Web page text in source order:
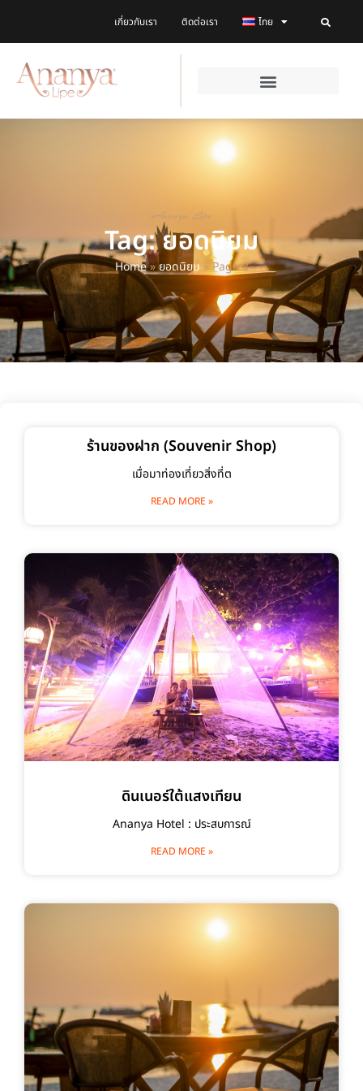
เกี่ยวกับเรา ติดต่อเรา ไทย
Ananya Lipe
Tag: ยอดนิยม
Home»ยอดนิยม »Page 3
ร้านของฝาก (Souvenir Shop)
เมื่อมาท่องเที่ยวสิ่งที่ต
READ MORE »
ดินเนอร์ใต้แสงเทียน
Ananya Hotel : ประสบการณ์
READ MORE »